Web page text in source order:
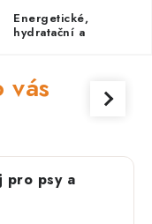
obchodu
Energetické,
hydratační a
vás
pro psy a